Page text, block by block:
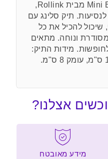
תיק צד קשיח Mini Bag – GO מבית Rollink,
תיק סלינג עם
שיכול להכיל את כל
ונוחה. מתאים
מידות התיק:
אצלנו?
מידע מאובטח